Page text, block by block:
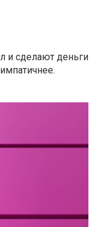
и сделают деньги